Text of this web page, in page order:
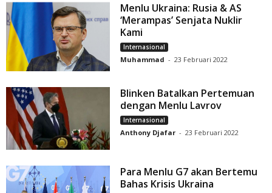
Menlu Ukraina: Rusia & AS
‘Merampas’ Senjata Nuklir
Kami
Internasional
Muhammad - 23 Februari 2022
Blinken Batalkan Pertemuan
dengan Menlu Lavrov
Internasional
Anthony Djafar - 23 Februari 2022
Para Menlu G7 akan Bertemu
Bahas Krisis Ukraina